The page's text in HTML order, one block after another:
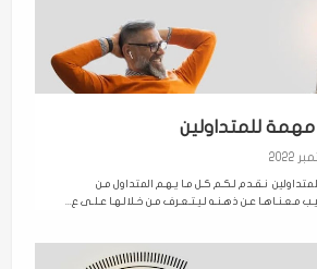
للمتداولين
نـقـدم لـكـم كـل مـا يـهـم المتداول مـن
عـن ذهـنـه لـيـتـعـرف مـن خـلالـهـا عـلـى ع...